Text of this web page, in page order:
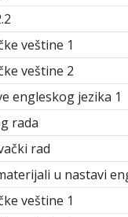
veštine 1
veštine 2
engleskog jezika 1
rada
rad
u nastavi
veštine 1